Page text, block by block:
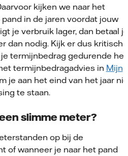
kijken we naar het
in de jaren voordat jouw
je verbruik lager, dan betaal
dan nodig. Kijk er dus kritisch
termijnbedrag gedurende het
termijnbedragadvies in Mijn
je aan het eind van het jaar
te staan.
slimme meter?
op bij de
of wanneer je naar het pand